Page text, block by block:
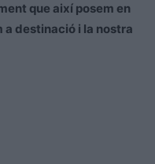
que així posem en
destinació i la nostra